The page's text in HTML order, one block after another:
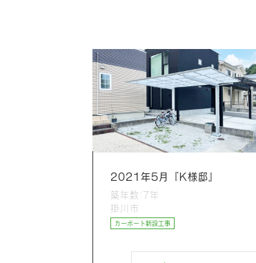
2021年5月『K様邸』
築年数:7年
掛川市
カーポート新設工事